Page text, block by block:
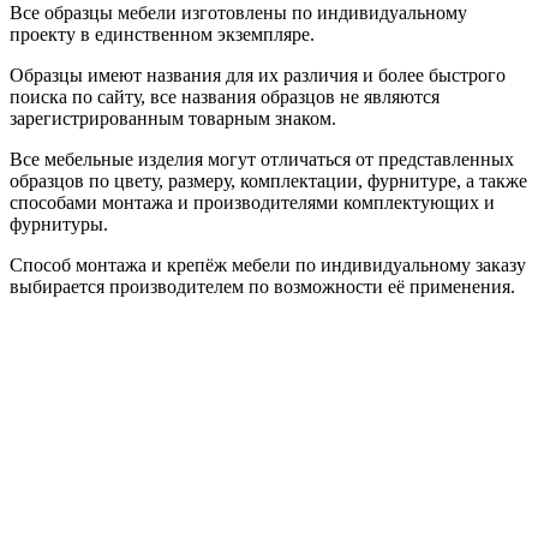
Все образцы мебели изготовлены по индивидуальному
проекту в единственном экземпляре.
Образцы имеют названия для их различия и более быстрого
поиска по сайту, все названия образцов не являются
зарегистрированным товарным знаком.
Все мебельные изделия могут отличаться от представленных
образцов по цвету, размеру, комплектации, фурнитуре, а также
способами монтажа и производителями комплектующих и
фурнитуры.
Способ монтажа и крепёж мебели по индивидуальному заказу
выбирается производителем по возможности её применения.